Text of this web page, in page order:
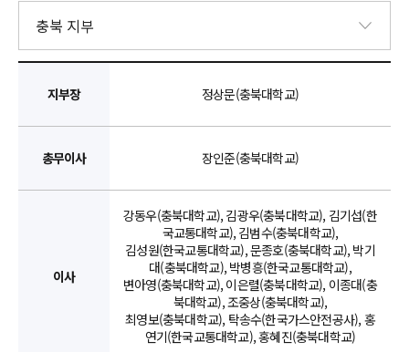
지부장 정상문(충북대학교)
총무이사 장인준(충북대학교)
이사
강동우(충북대학교), 김광우(충북대학교), 김기섭(한
국교통대학교), 김범수(충북대학교),
김성원(한국교통대학교), 문종호(충북대학교), 박기
대(충북대학교), 박병흥(한국교통대학교),
변아영(충북대학교), 이은렬(충북대학교), 이종대(충
북대학교), 조중상(충북대학교),
최영보(충북대학교), 탁송수(한국가스안전공사), 홍
연기(한국교통대학교), 홍혜진(충북대학교)